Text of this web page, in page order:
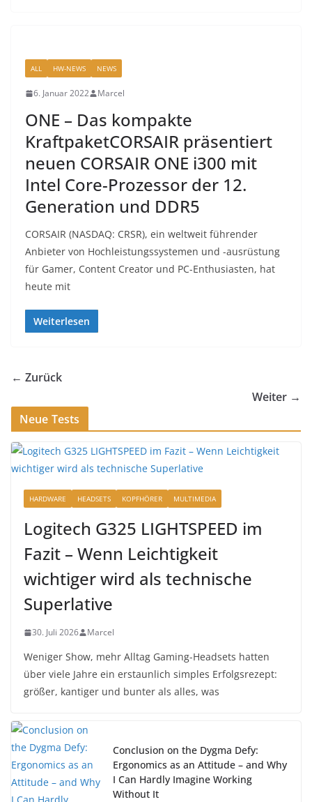
ALL HW-NEWS NEWS
6. Januar 2022 Marcel
ONE – Das kompakte
KraftpaketCORSAIR präsentiert
neuen CORSAIR ONE i300 mit
Intel Core-Prozessor der 12.
Generation und DDR5
CORSAIR (NASDAQ: CRSR), ein weltweit führender
Anbieter von Hochleistungssystemen und -ausrüstung
für Gamer, Content Creator und PC-Enthusiasten, hat
heute mit
Weiterlesen
← Zurück
Weiter →
Neue Tests
HARDWARE HEADSETS KOPFHÖRER MULTIMEDIA
Logitech G325 LIGHTSPEED im
Fazit – Wenn Leichtigkeit
wichtiger wird als technische
Superlative
30. Juli 2026 Marcel
Weniger Show, mehr Alltag Gaming-Headsets hatten
über viele Jahre ein erstaunlich simples Erfolgsrezept:
größer, kantiger und bunter als alles, was
Conclusion on the Dygma Defy:
Ergonomics as an Attitude – and Why
I Can Hardly Imagine Working
Without It